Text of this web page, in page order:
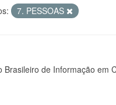
7. PESSOAS
de Informação em